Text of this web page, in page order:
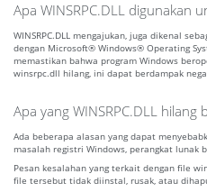
Apa WINSRPC.DLL digunakan
WINSRPC.DLL mengajukan, juga dikenal
dengan Microsoft® Windows® Operating
memastikan bahwa program Windows
winsrpc.dll hilang, ini dapat berdampak
Apa yang WINSRPC.DLL hilang
Ada beberapa alasan yang dapat
masalah registri Windows, perangkat lunak
Pesan kesalahan yang terkait dengan file
file tersebut tidak diinstal, rusak, atau